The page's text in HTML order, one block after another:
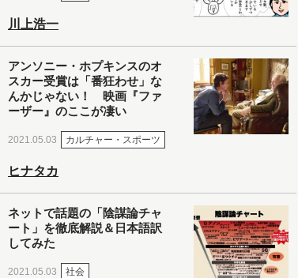
川上浩一
アンソニー・ホプキンスのオ
スカー受賞は「番狂わせ」な
んかじゃない！ 映画『ファ
ーザー』のここが凄い
2021.05.03 カルチャー・スポーツ
ヒナタカ
ネットで話題の「陰謀論チャ
ート」を徹底解説＆日本語訳
してみた
2021.05.03 社会